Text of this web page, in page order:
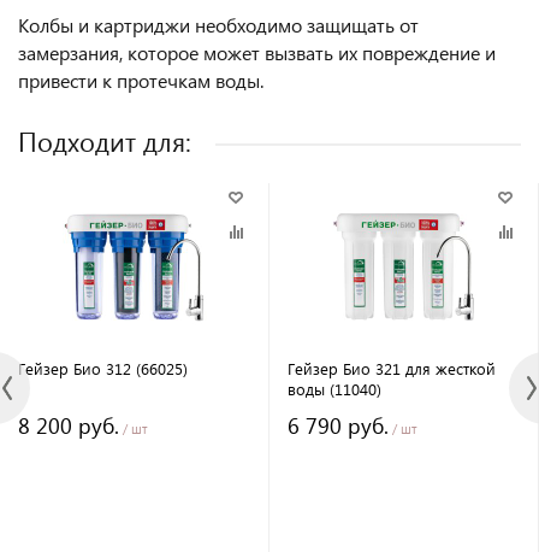
Колбы и картриджи необходимо защищать от
замерзания, которое может вызвать их повреждение и
привести к протечкам воды.
Подходит для:
Гейзер Био 312 (66025)
8 200 руб. / шт
Гейзер Био 321 для жесткой
воды (11040)
6 790 руб. / шт